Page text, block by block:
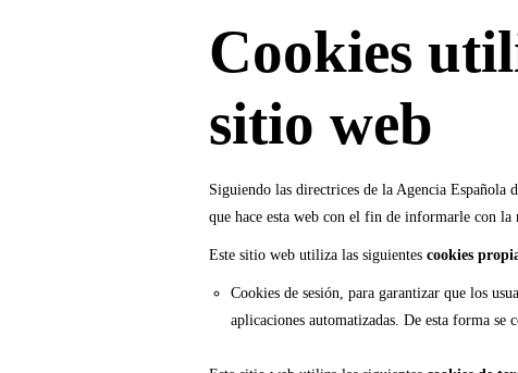
Cookies
sitio web
Siguiendo las directrices de la Agencia Española
que hace esta web con el fin de informarle con la
Este sitio web utiliza las siguientes cookies
Cookies de sesión, para garantizar que los
aplicaciones automatizadas. De esta forma se